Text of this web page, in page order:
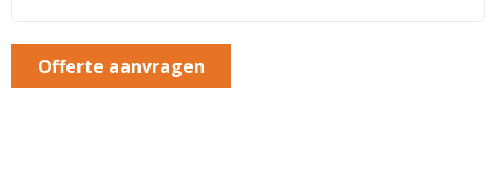
Offerte aanvragen